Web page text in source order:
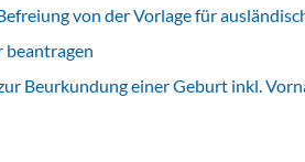
von der Vorlage für
beantragen
Beurkundung einer Geburt inkl.